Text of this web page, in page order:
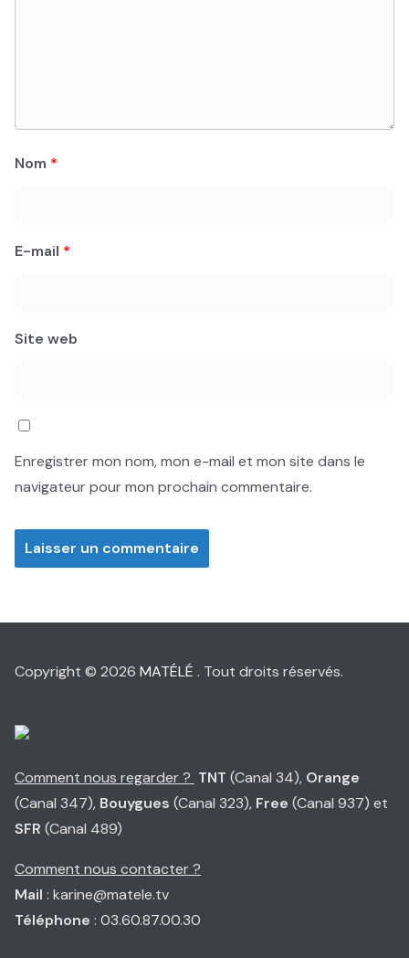
Nom *
E-mail *
Site web
Enregistrer mon nom, mon e-mail et mon site dans le
navigateur pour mon prochain commentaire.
Copyright © 2026 MATÉLÉ . Tout droits réservés.
Comment nous regarder ? TNT (Canal 34), Orange
(Canal 347), Bouygues (Canal 323), Free (Canal 937) et
SFR (Canal 489)
Comment nous contacter ?
Mail : karine@matele.tv
Téléphone : 03.60.87.00.30